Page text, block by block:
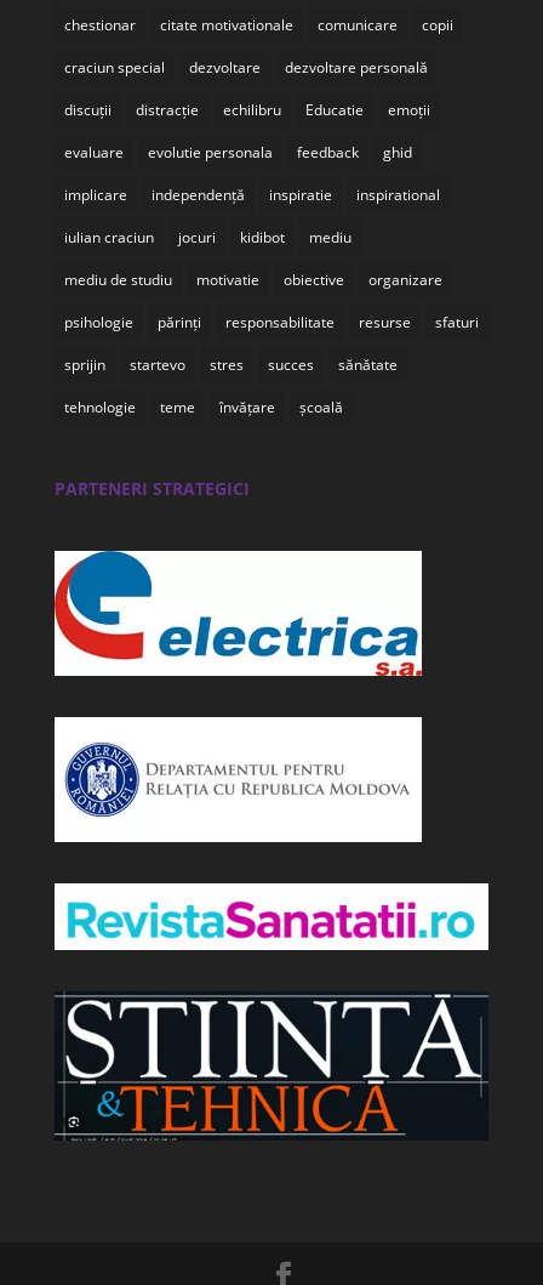
chestionar citate motivationale comunicare copii
craciun special dezvoltare dezvoltare personală
discuții distracție echilibru Educatie emoții
evaluare evolutie personala feedback ghid
implicare independență inspiratie inspirational
iulian craciun jocuri kidibot mediu
mediu de studiu motivatie obiective organizare
psihologie părinți responsabilitate resurse sfaturi
sprijin startevo stres succes sănătate
tehnologie teme învățare școală
PARTENERI STRATEGICI